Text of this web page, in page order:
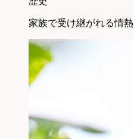
家族で受け継がれる情熱